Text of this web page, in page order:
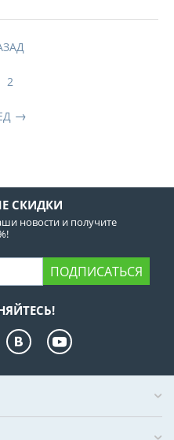
2
СКИДКИ
новости и получите
ПОДПИСАТЬСЯ